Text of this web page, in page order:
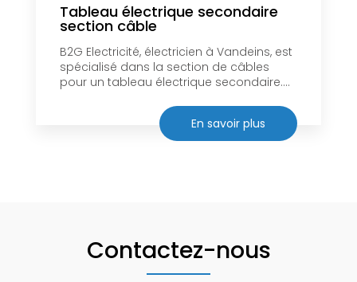
Tableau électrique secondaire
section câble
B2G Electricité, électricien à Vandeins, est
spécialisé dans la section de câbles
pour un tableau électrique secondaire....
En savoir plus
Contactez-nous